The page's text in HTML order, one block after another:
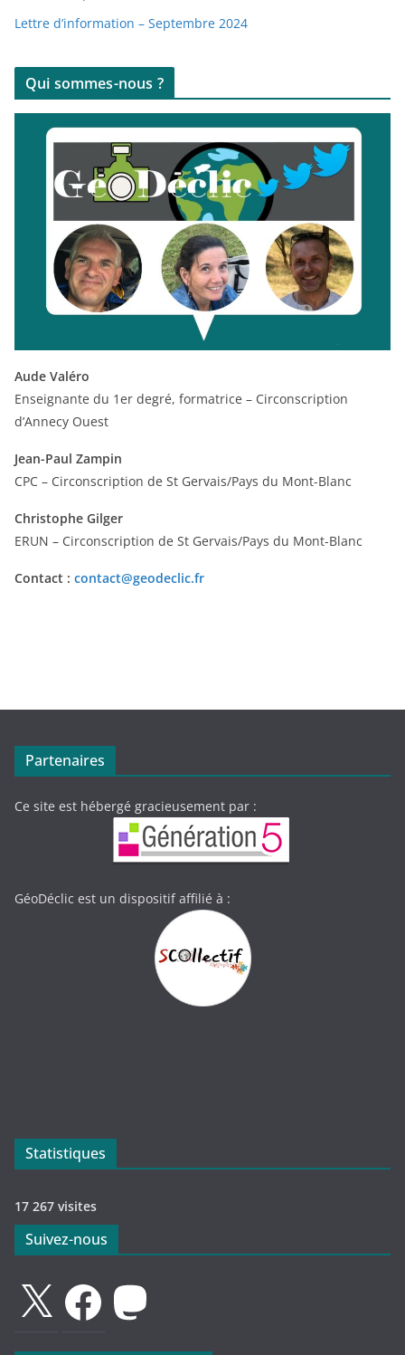
Lettre d’information – Septembre 2024
Qui sommes-nous ?
Aude Valéro
Enseignante du 1er degré, formatrice – Circonscription
d’Annecy Ouest
Jean-Paul Zampin
CPC – Circonscription de St Gervais/Pays du Mont-Blanc
Christophe Gilger
ERUN – Circonscription de St Gervais/Pays du Mont-Blanc
Contact : contact@geodeclic.fr
Partenaires
Ce site est hébergé gracieusement par :
GéoDéclic est un dispositif affilié à :
Statistiques
17 267 visites
Suivez-nous
FacebookMastodon